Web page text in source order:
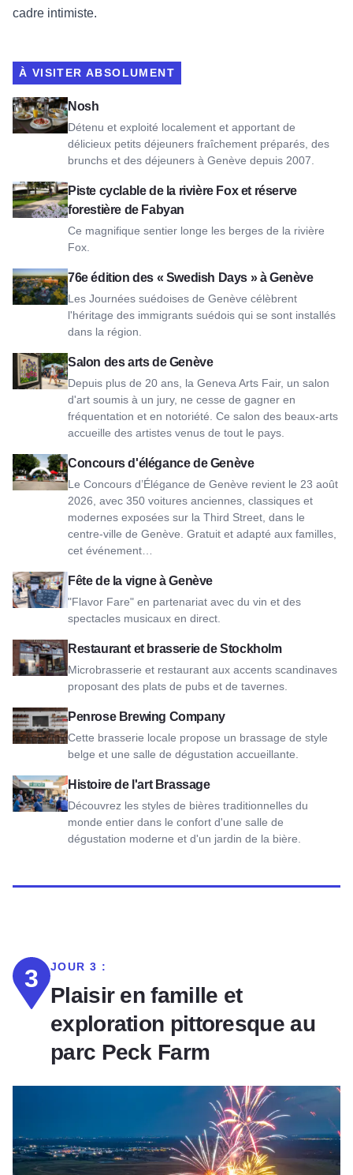
cadre intimiste.
À VISITER ABSOLUMENT
Nosh
Détenu et exploité localement et apportant de
délicieux petits déjeuners fraîchement préparés, des
brunchs et des déjeuners à Genève depuis 2007.
Voir Nosh
Piste cyclable de la rivière Fox et réserve
forestière de Fabyan
Ce magnifique sentier longe les berges de la rivière
Fox.
Voir Fox River Bike Trail & Fabyan Forest Preserve
76e édition des « Swedish Days » à Genève
Les Journées suédoises de Genève célèbrent
l'héritage des immigrants suédois qui se sont installés
dans la région.
Découvrez la 76e édition des Journées suédoises de
Salon des arts de Genève
Depuis plus de 20 ans, la Geneva Arts Fair, un salon
d'art soumis à un jury, ne cesse de gagner en
fréquentation et en notoriété. Ce salon des beaux-arts
accueille des artistes venus de tout le pays.
Voir le salon des arts de Genève
Concours d'élégance de Genève
Le Concours d’Élégance de Genève revient le 23 août
2026, avec 350 voitures anciennes, classiques et
modernes exposées sur la Third Street, dans le
centre-ville de Genève. Gratuit et adapté aux familles,
cet événement…
Voir le Concours d'Elégance de Genève
Fête de la vigne à Genève
"Flavor Fare" en partenariat avec du vin et des
spectacles musicaux en direct.
Voir la Fête de la Vigne de Genève
Restaurant et brasserie de Stockholm
Microbrasserie et restaurant aux accents scandinaves
proposant des plats de pubs et de tavernes.
Voir Stockholm's Restaurant & Brewery
Penrose Brewing Company
Cette brasserie locale propose un brassage de style
belge et une salle de dégustation accueillante.
Voir Penrose Brewing Company
Histoire de l'art Brassage
Découvrez les styles de bières traditionnelles du
monde entier dans le confort d'une salle de
dégustation moderne et d'un jardin de la bière.
Voir le brassage de l'histoire de l'art
3 JOUR 3 :
Plaisir en famille et
exploration pittoresque au
parc Peck Farm